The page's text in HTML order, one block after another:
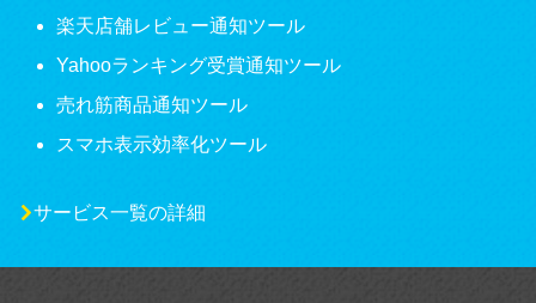
楽天店舗レビュー通知ツール
Yahooランキング受賞通知ツール
売れ筋商品通知ツール
スマホ表示効率化ツール
サービス一覧の詳細